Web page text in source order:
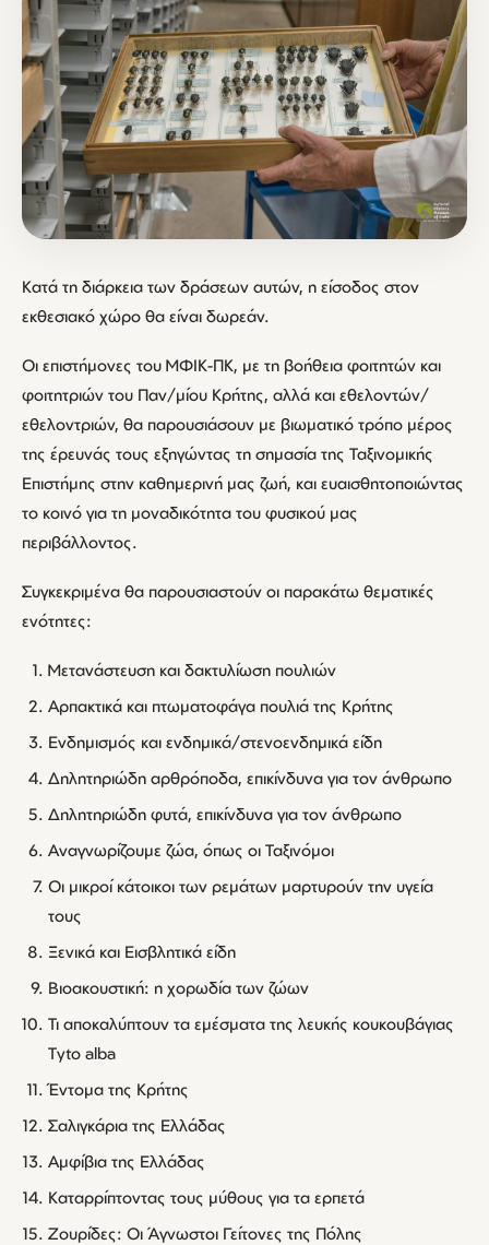
Κατά τη διάρκεια των δράσεων αυτών, η είσοδος στον
εκθεσιακό χώρο θα είναι δωρεάν.
Οι επιστήμονες του ΜΦΙΚ-ΠΚ, με τη βοήθεια φοιτητών και
φοιτητριών του Παν/μίου Κρήτης, αλλά και εθελοντών/
εθελοντριών, θα παρουσιάσουν με βιωματικό τρόπο μέρος
της έρευνάς τους εξηγώντας τη σημασία της Ταξινομικής
Επιστήμης στην καθημερινή μας ζωή, και ευαισθητοποιώντας
το κοινό για τη μοναδικότητα του φυσικού μας
περιβάλλοντος.
Συγκεκριμένα θα παρουσιαστούν οι παρακάτω θεματικές
ενότητες:
Μετανάστευση και δακτυλίωση πουλιών
Αρπακτικά και πτωματοφάγα πουλιά της Κρήτης
Ενδημισμός και ενδημικά/στενοενδημικά είδη
Δηλητηριώδη αρθρόποδα, επικίνδυνα για τον άνθρωπο
Δηλητηριώδη φυτά, επικίνδυνα για τον άνθρωπο
Αναγνωρίζουμε ζώα, όπως οι Ταξινόμοι
Οι μικροί κάτοικοι των ρεμάτων μαρτυρούν την υγεία
τους
Ξενικά και Εισβλητικά είδη
Βιοακουστική: η χορωδία των ζώων
Τι αποκαλύπτουν τα εμέσματα της λευκής κουκουβάγιας
Tyto alba
Έντομα της Κρήτης
Σαλιγκάρια της Ελλάδας
Αμφίβια της Ελλάδας
Καταρρίπτοντας τους μύθους για τα ερπετά
Ζουρίδες: Οι Άγνωστοι Γείτονες της Πόλης